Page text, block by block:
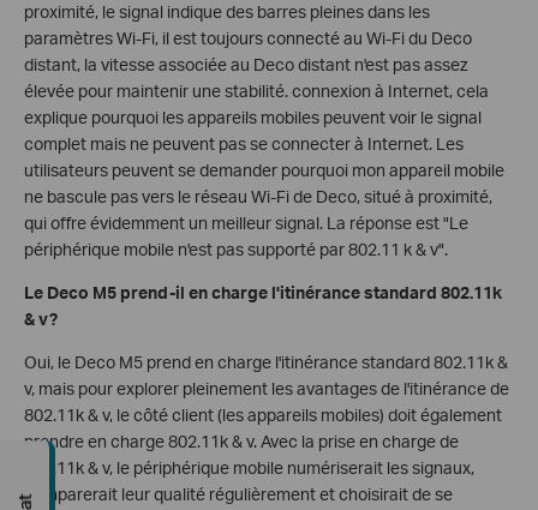
proximité, le signal indique des barres pleines dans les
paramètres Wi-Fi, il est toujours connecté au Wi-Fi du Deco
distant, la vitesse associée au Deco distant n'est pas assez
élevée pour maintenir une stabilité. connexion à Internet, cela
explique pourquoi les appareils mobiles peuvent voir le signal
complet mais ne peuvent pas se connecter à Internet. Les
utilisateurs peuvent se demander pourquoi mon appareil mobile
ne bascule pas vers le réseau Wi-Fi de Deco, situé à proximité,
qui offre évidemment un meilleur signal. La réponse est "Le
périphérique mobile n'est pas supporté par 802.11 k & v".
Le Deco M5 prend-il en charge l'itinérance standard 802.11k
& v?
Oui, le Deco M5 prend en charge l'itinérance standard 802.11k &
v, mais pour explorer pleinement les avantages de l'itinérance de
802.11k & v, le côté client (les appareils mobiles) doit également
prendre en charge 802.11k & v. Avec la prise en charge de
802.11k & v, le périphérique mobile numériserait les signaux,
comparerait leur qualité régulièrement et choisirait de se